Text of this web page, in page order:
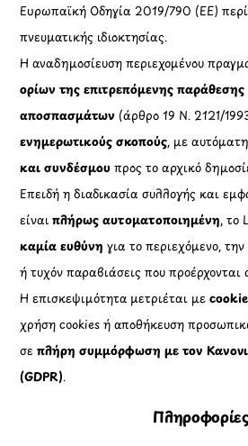
Ευρωπαϊκή Οδηγία 2019/790 (ΕΕ)
πνευματικής ιδιοκτησίας.
Η αναδημοσίευση περιεχομένου
ορίων της επιτρεπόμενης παράθεσης
αποσπασμάτων (άρθρο 19 Ν. 2121/
ενημερωτικούς σκοπούς, με
και συνδέσμου προς το αρχικό
Επειδή η διαδικασία συλλογής και
είναιπλήρως αυτοματοποιημένη, το
καμία ευθύνη για το περιεχόμενο,
ή τυχόν παραβιάσεις που προέρχονται
Η επισκεψιμότητα μετριέται με
χρήση cookies ή αποθήκευση
σεπλήρη συμμόρφωση με τον
(GDPR).